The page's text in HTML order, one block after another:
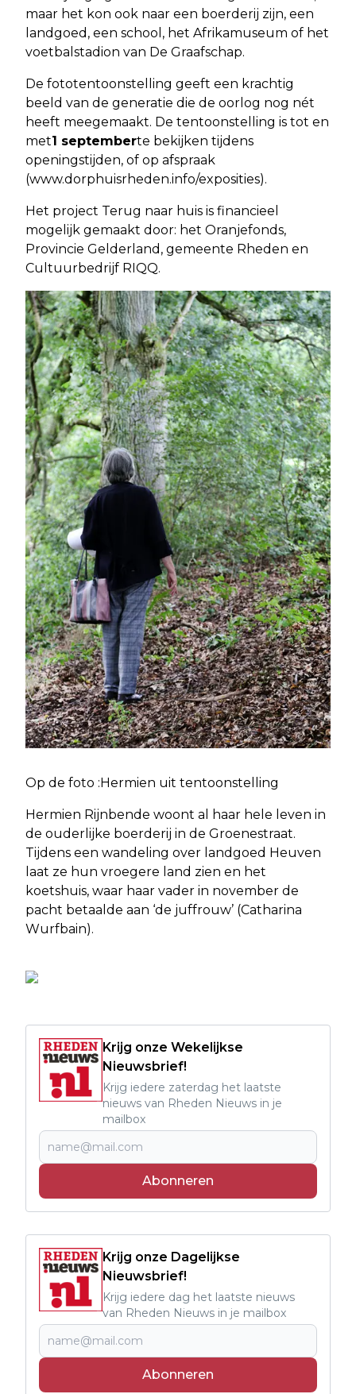
maar het kon ook naar een boerderij zijn, een
landgoed, een school, het Afrikamuseum of het
voetbalstadion van De Graafschap.
De fototentoonstelling geeft een krachtig
beeld van de generatie die de oorlog nog nét
heeft meegemaakt. De tentoonstelling is tot en
met1 septemberte bekijken tijdens
openingstijden, of op afspraak
(www.dorphuisrheden.info/exposities).
Het project Terug naar huis is financieel
mogelijk gemaakt door: het Oranjefonds,
Provincie Gelderland, gemeente Rheden en
Cultuurbedrijf RIQQ.
Op de foto :Hermien uit tentoonstelling
Hermien Rijnbende woont al haar hele leven in
de ouderlijke boerderij in de Groenestraat.
Tijdens een wandeling over landgoed Heuven
laat ze hun vroegere land zien en het
koetshuis, waar haar vader in november de
pacht betaalde aan ‘de juffrouw’ (Catharina
Wurfbain).
Krijg onze Wekelijkse
Nieuwsbrief!
Krijg iedere zaterdag het laatste
nieuws van Rheden Nieuws in je
mailbox
Abonneren
Krijg onze Dagelijkse
Nieuwsbrief!
Krijg iedere dag het laatste nieuws
van Rheden Nieuws in je mailbox
Abonneren